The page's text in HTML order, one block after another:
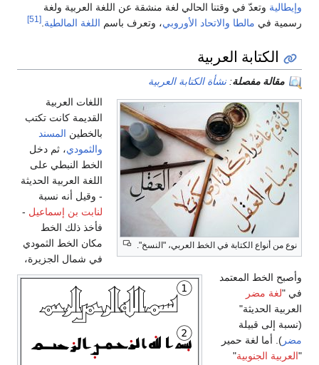
وإيطالية وتعدّ في وقتنا الحالي لغة منشقة عن اللغة العربية ولغة
رسمية في مالطا والاتحاد الأوروبي، وتعرف باسم اللغة المالطية [51]
الكتابة العربية
مقالة مفصلة:نشأة الكتابة العربية
نوع من أنواع الكتابة في الخط العربي، "النسخ".
اللغات العربية
القديمة كانت تكتب
بالخطين المسند
والثمودي، ثم دخل
الخط النبطي على
اللغة العربية الحديثة
- وقيل أنه نسبة
لنابت بن إسماعيل -
فأخذ ذلك الخط
مكان الخط الثمودي
في شمال الجزيرة،
وأصبح الخط المعتمد
في "لغة مضر
العربية الحديثة"
(نسبة إلى قبيلة
مضر ). أما لغة حمير
"العربية الجنوبية"